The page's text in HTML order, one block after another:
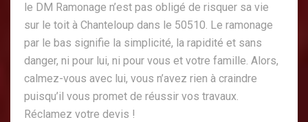
le DM Ramonage n’est pas obligé de risquer sa vie
sur le toit à Chanteloup dans le 50510. Le ramonage
par le bas signifie la simplicité, la rapidité et sans
danger, ni pour lui, ni pour vous et votre famille. Alors,
calmez-vous avec lui, vous n’avez rien à craindre
puisqu’il vous promet de réussir vos travaux.
Réclamez votre devis !